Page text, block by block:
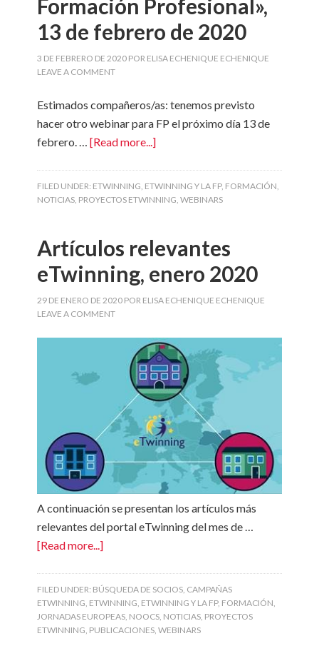
Formación Profesional»,
13 de febrero de 2020
3 DE FEBRERO DE 2020 POR ELISA ECHENIQUE ECHENIQUE
LEAVE A COMMENT
Estimados compañeros/as: tenemos previsto
hacer otro webinar para FP el próximo día 13 de
febrero. …[Read more...]
FILED UNDER: ETWINNING, ETWINNING Y LA FP, FORMACIÓN,
NOTICIAS, PROYECTOS ETWINNING,WEBINARS
Artículos relevantes
eTwinning, enero 2020
29 DE ENERO DE 2020 POR ELISA ECHENIQUE ECHENIQUE
LEAVE A COMMENT
A continuación se presentan los artículos más
relevantes del portal eTwinning del mes de …
[Read more...]
FILED UNDER: BÚSQUEDA DE SOCIOS, CAMPAÑAS
ETWINNING, ETWINNING, ETWINNING Y LA FP, FORMACIÓN,
JORNADAS EUROPEAS, NOOCS, NOTICIAS, PROYECTOS
ETWINNING, PUBLICACIONES,WEBINARS